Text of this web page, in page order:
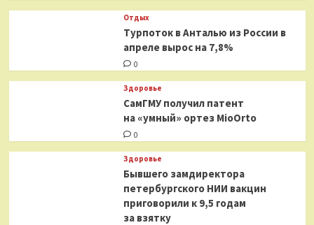
Отдых
Турпоток в Анталью из России в
апреле вырос на 7,8%
0
Здоровье
СамГМУ получил патент
на «умный» ортез MioOrto
0
Здоровье
Бывшего замдиректора
петербургского НИИ вакцин
приговорили к 9,5 годам
за взятку